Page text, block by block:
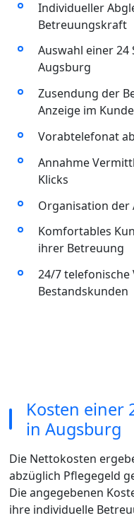
Individueller
Betreuungskraft
Auswahl einer
Augsburg
Zusendung der
Anzeige im
Vorabtelefonat
Annahme
Klicks
Organisation der
Komfortables
ihrer Betreuung
24/7
Bestandskunden
Kosten einer
in Augsburg
Die Nettokosten
abzüglich Pflegegeld
Die angegebenen
ihre individuelle